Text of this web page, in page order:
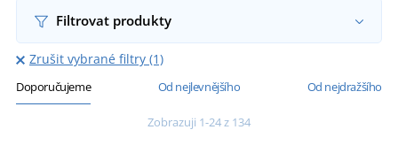
Filtrovat produkty
Zrušit vybrané filtry (1)
Doporučujeme Od nejlevnějšího Od nejdražšího
Zobrazuji 1-24 z 134